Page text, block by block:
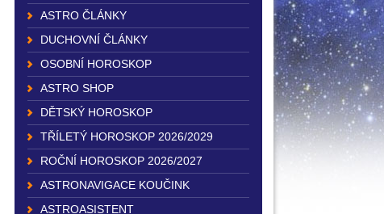
ASTRO ČLÁNKY
DUCHOVNÍ ČLÁNKY
OSOBNÍ HOROSKOP
ASTRO SHOP
DĚTSKÝ HOROSKOP
TŘÍLETÝ HOROSKOP 2026/2029
ROČNÍ HOROSKOP 2026/2027
ASTRONAVIGACE KOUČINK
ASTROASISTENT